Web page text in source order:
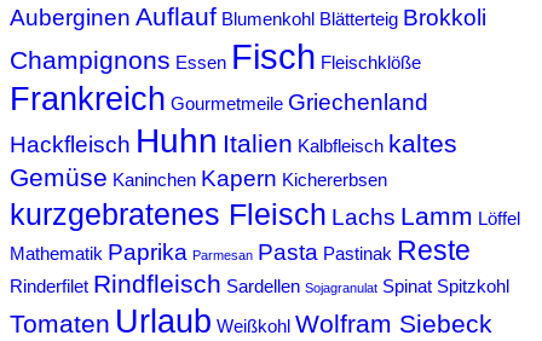
Auberginen Auflauf Blumenkohl Blätterteig Brokkoli
Champignons Essen Fisch Fleischklöße
Frankreich Gourmetmeile Griechenland
Hackfleisch Huhn Italien Kalbfleisch kaltes
Gemüse Kaninchen Kapern Kichererbsen
kurzgebratenes Fleisch Lachs Lamm Löffel
Mathematik Paprika Parmesan Pasta Pastinak Reste
Rinderfilet Rindfleisch Sardellen Sojagranulat Spinat Spitzkohl
Tomaten Urlaub Weißkohl Wolfram Siebeck